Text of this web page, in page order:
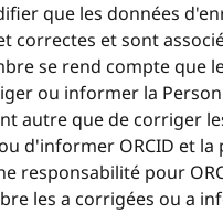
que les données
et sont
se rend compte que
ou informer la
autre que de corriger
d'informer ORCID et
responsabilité pour
les a corrigées ou a